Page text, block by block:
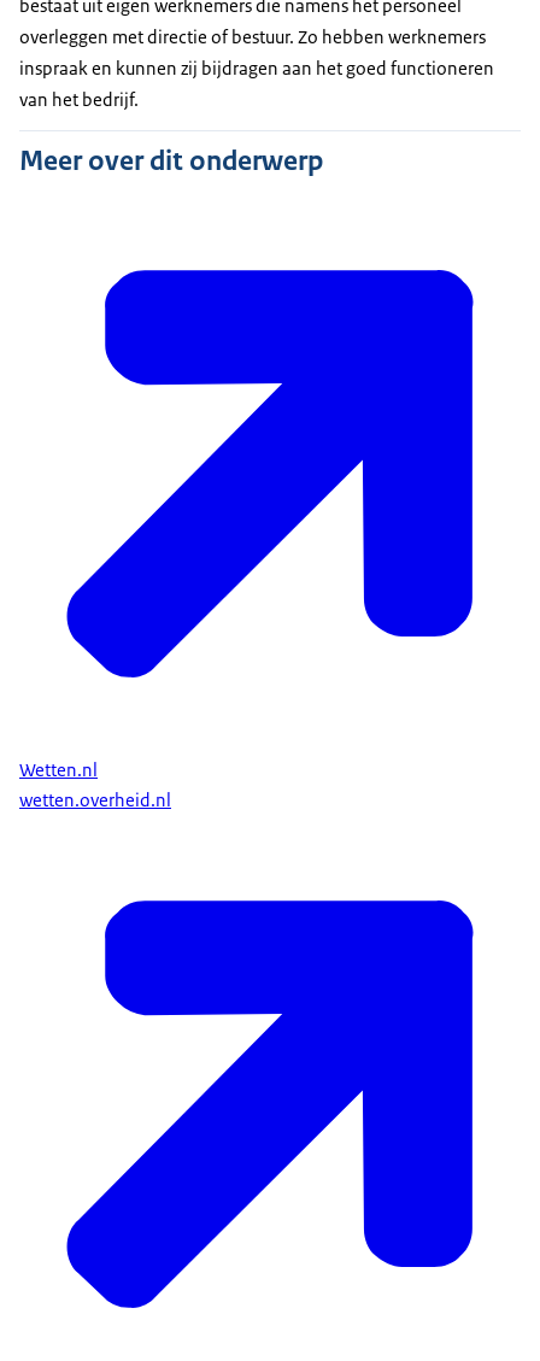
bestaat uit eigen werknemers die namens het personeel
overleggen met directie of bestuur. Zo hebben werknemers
inspraak en kunnen zij bijdragen aan het goed functioneren
van het bedrijf.
Meer over dit onderwerp
Wetten.nl
wetten.overheid.nl